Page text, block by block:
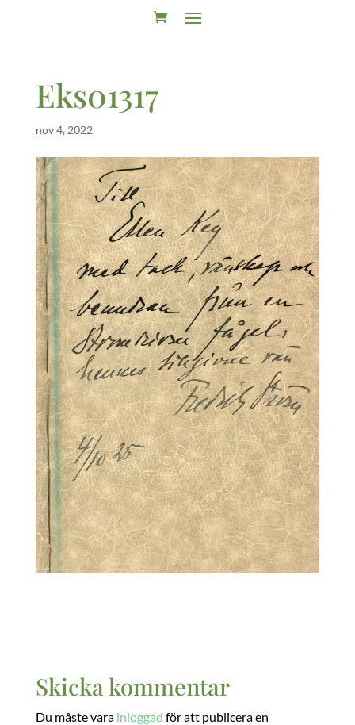
Eks01317
nov 4, 2022
Skicka kommentar
Du måste vara inloggad för att publicera en